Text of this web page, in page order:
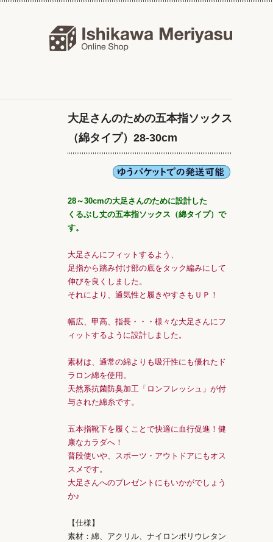
大足さんのための五本指ソックス
（綿タイプ）28-30cm
28～30cmの大足さんのために設計した
くるぶし丈の五本指ソックス（綿タイプ）で
す。
大足さんにフィットするよう、
足指から踏み付け部の底をタック編みにして
伸びを良くしました。
それにより、通気性と履きやすさもＵＰ！
幅広、甲高、指長・・・様々な大足さんにフ
ィットするように設計しました。
素材は、通常の綿よりも吸汗性にも優れたド
ラロン綿を使用。
天然系抗菌防臭加工「ロンフレッシュ」が付
与された綿糸です。
五本指靴下を履くことで快適に血行促進！健
康なカラダへ！
普段使いや、スポーツ・アウトドアにもオス
スメです。
大足さんへのプレゼントにもいかがでしょう
か♪
【仕様】
素材：綿、アクリル、ナイロンポリウレタン